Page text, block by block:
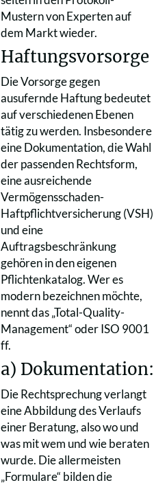
Mustern von Experten auf
dem Markt wieder.
Haftungsvorsorge
Die Vorsorge gegen
ausufernde Haftung bedeutet
auf verschiedenen Ebenen
tätig zu werden. Insbesondere
eine Dokumentation, die Wahl
der passenden Rechtsform,
eine ausreichende
Vermögensschaden-
Haftpflichtversicherung (VSH)
und eine
Auftragsbeschränkung
gehören in den eigenen
Pflichtenkatalog. Wer es
modern bezeichnen möchte,
nennt das „Total-Quality-
Management“ oder ISO 9001
ff.
a) Dokumentation:
Die Rechtsprechung verlangt
eine Abbildung des Verlaufs
einer Beratung, also wo und
was mit wem und wie beraten
wurde. Die allermeisten
„Formulare“ bilden die